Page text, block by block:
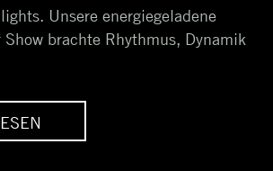
Unsere energiegeladene
brachte Rhythmus, Dynamik